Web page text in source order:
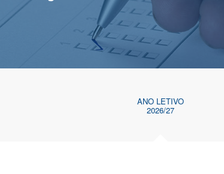
ANO LETIVO
2026/27